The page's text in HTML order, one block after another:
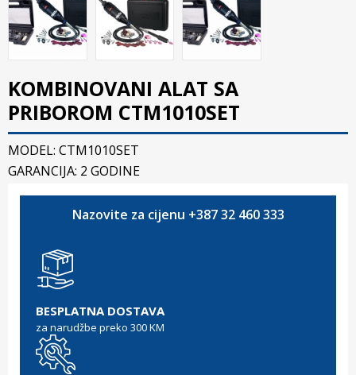
KOMBINOVANI ALAT SA
PRIBOROM CTM1010SET
MODEL: CTM1010SET
GARANCIJA: 2 GODINE
Nazovite za cijenu +387 32 460 333
BESPLATNA DOSTAVA
za narudžbe preko 300 KM